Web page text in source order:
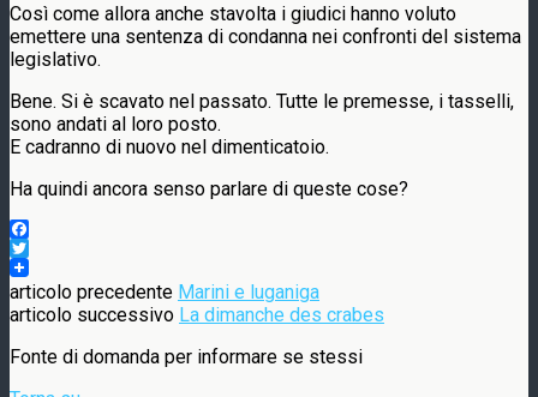
Così come allora anche stavolta i giudici hanno voluto
emettere una sentenza di condanna nei confronti del sistema
legislativo.
Bene. Si è scavato nel passato. Tutte le premesse, i tasselli,
sono andati al loro posto.
E cadranno di nuovo nel dimenticatoio.
Ha quindi ancora senso parlare di queste cose?
Facebook
Twitter
articolo precedente Marini e luganiga
articolo successivo La dimanche des crabes
Fonte di domanda per informare se stessi